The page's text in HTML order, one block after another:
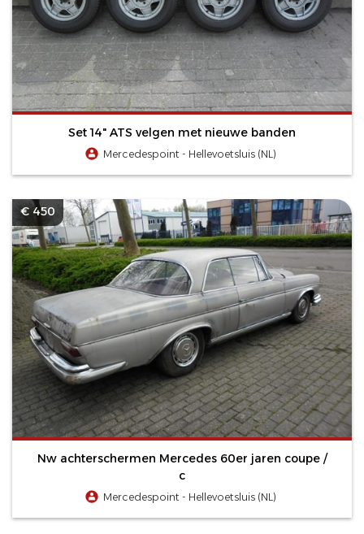
Set 14" ATS velgen met nieuwe banden
Mercedespoint - Hellevoetsluis (NL)
€ 450
Nw achterschermen Mercedes 60er jaren coupe /
c
Mercedespoint - Hellevoetsluis (NL)